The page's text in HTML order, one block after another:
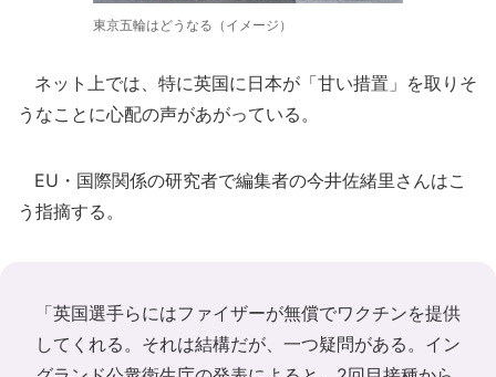
東京五輪はどうなる（イメージ）
ネット上では、特に英国に日本が「甘い措置」を取りそ
うなことに心配の声があがっている。
EU・国際関係の研究者で編集者の今井佐緒里さんはこ
う指摘する。
「英国選手らにはファイザーが無償でワクチンを提供
してくれる。それは結構だが、一つ疑問がある。イン